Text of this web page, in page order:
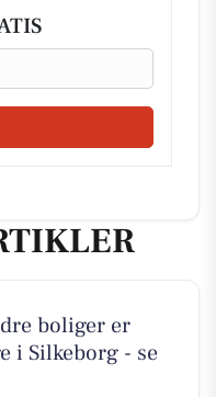
boliger er
i Silkeborg - se